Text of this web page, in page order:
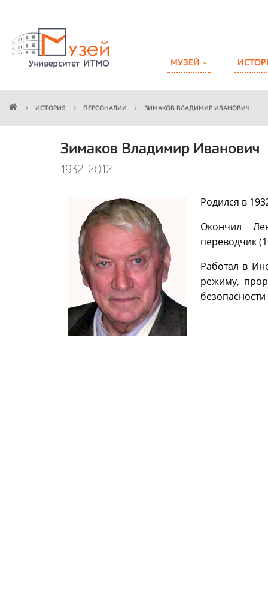
МУЗЕЙ
ИСТОРИЯ ПЕРСОНАЛИИ ЗИМАКОВ ВЛАДИМИР ИВАНОВИЧ
Зимаков Владимир Иванович
1932-2012
Родился в
Окончил
переводчик
Работал в
режиму,
безопасности